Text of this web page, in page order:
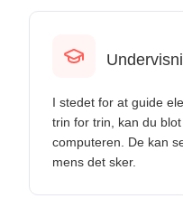
I stedet for at guide
trin for trin, kan du
computeren. De kan
mens det sker.